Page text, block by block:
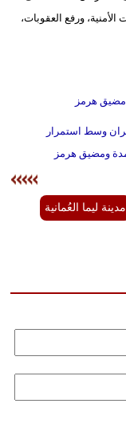
ورفع العقوبات،
مضيق هرمز
وسط استمرار
ومضيق هرمز
مدينة ليما العُمانية